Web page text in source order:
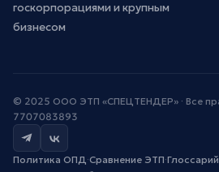
госкорпорациями и крупным
бизнесом
© 2025 ООО ЭТП «СПЕЦТЕНДЕР» · Все
7707083893
Политика ОПД·Сравнение ЭТП·Глоссарий